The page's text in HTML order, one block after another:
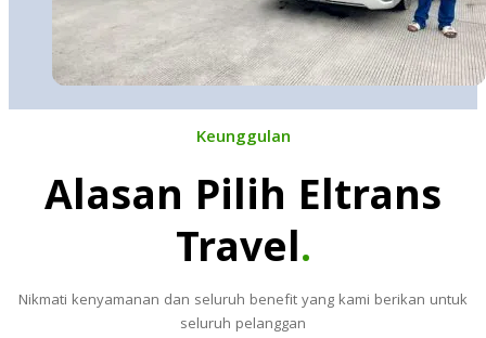
Keunggulan
Alasan Pilih Eltrans
Travel.
Nikmati kenyamanan dan seluruh benefit yang kami berikan untuk
seluruh pelanggan